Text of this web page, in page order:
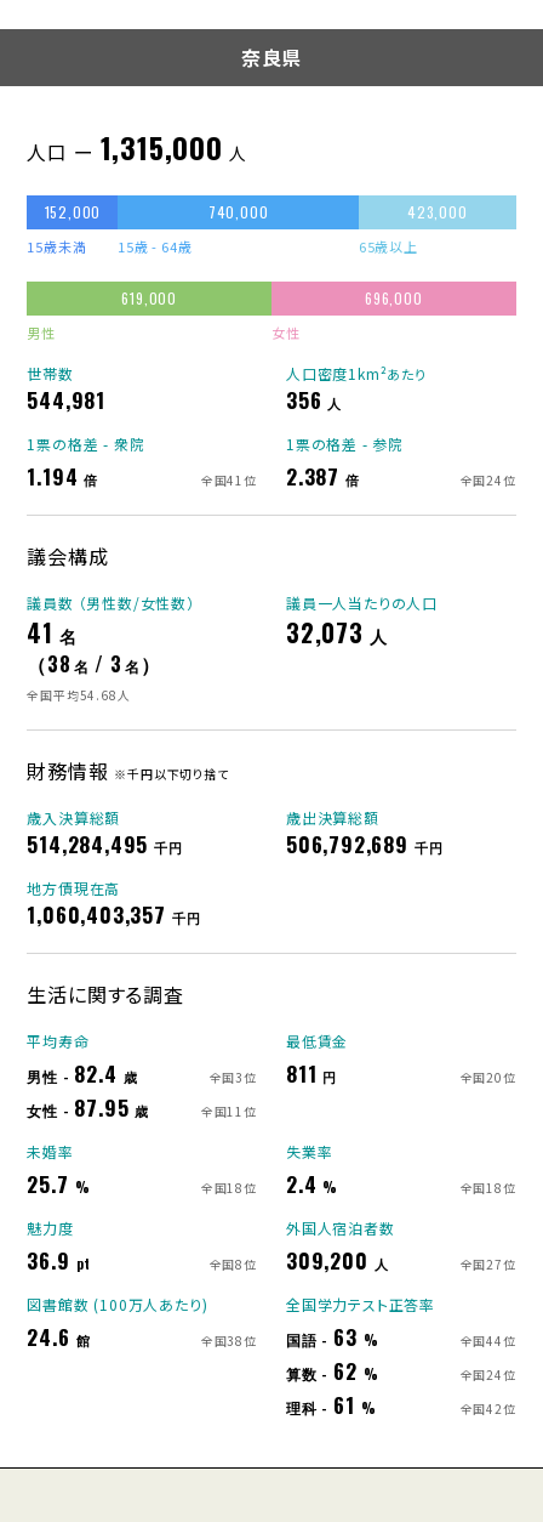
奈良県
人口 ー 1,315,000 人
152,000
15歳未満
740,000
15歳 - 64歳
423,000
65歳以上
619,000
男性
696,000
女性
世帯数
544,981
人口密度1km²あたり
356 人
1票の格差 - 衆院
1.194 倍 全国41位
1票の格差 - 参院
2.387 倍 全国24位
議会構成
議員数 （男性数/女性数）
41 名
（38 名 / 3 名 ）
全国平均54.68人
議員一人当たりの人口
32,073 人
財務情報 ※千円以下切り捨て
歳入決算総額
514,284,495 千円
歳出決算総額
506,792,689 千円
地方債現在高
1,060,403,357 千円
生活に関する調査
平均寿命
男性 - 82.4 歳 全国3位
女性 - 87.95 歳 全国11位
最低賃金
811 円 全国20位
未婚率
25.7 % 全国18位
失業率
2.4 % 全国18位
魅力度
36.9 pt 全国8位
外国人宿泊者数
309,200 人 全国27位
図書館数 (100万人あたり)
24.6 館 全国38位
全国学力テスト正答率
国語 - 63 % 全国44位
算数 - 62 % 全国24位
理科 - 61 % 全国42位